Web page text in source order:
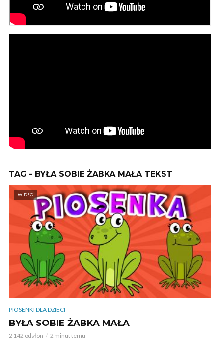
TAG - BYŁA SOBIE ŻABKA MAŁA TEKST
WIDEO
PIOSENKI DLA DZIECI
BYŁA SOBIE ŻABKA MAŁA
2 142 odsłon 2 minut temu